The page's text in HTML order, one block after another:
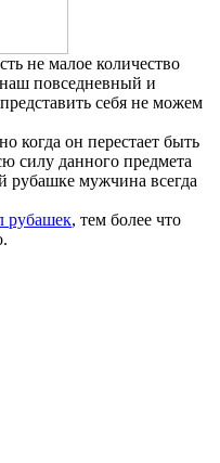
не малое количество
повседневный и
себя не можем
когда он перестает быть
силу данного предмета
рубашке мужчина всегда
рубашек, тем более что